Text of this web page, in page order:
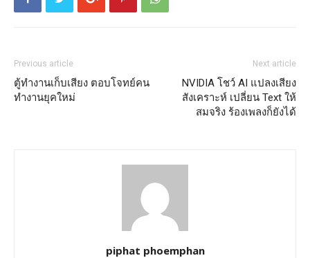
Previous article
ตู้ทำงานเก็บเสียง ตอบโจทย์คน
ทำงานยุคใหม่
Next article
NVIDIA โชว์ AI แปลงเสียง
สังเคราะห์ เปลี่ยน Text ให้
สมจริง ร้องเพลงก็ยังได้
piphat phoemphan